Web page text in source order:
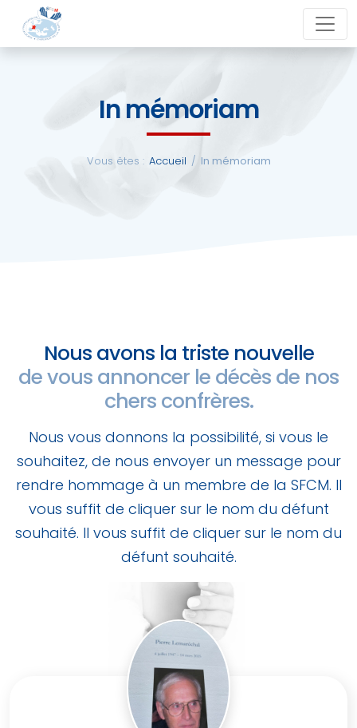
In mémoriam
Vous êtes : Accueil / In mémoriam
Nous avons la triste nouvelle
de vous annoncer le décès de nos
chers confrères.
Nous vous donnons la possibilité, si vous le
souhaitez, de nous envoyer un message pour
rendre hommage à un membre de la SFCM. Il
vous suffit de cliquer sur le nom du défunt
souhaité. Il vous suffit de cliquer sur le nom du
défunt souhaité.
close